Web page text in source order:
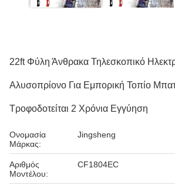
22ft Φύλη Άνθρακα Τηλεσκοπικό
Αλυσοπρίονο Για Εμπορική Τοπίο
Τροφοδοτείται 2 Χρόνια Εγγύηση
Ονομασία
Μάρκας:
Jingsheng
Αριθμός
Μοντέλου:
CF1804EC